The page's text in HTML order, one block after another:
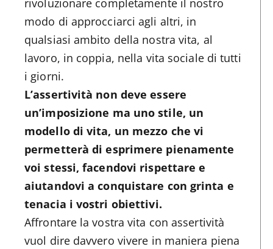
rivoluzionare completamente il nostro
modo di approcciarci agli altri, in
qualsiasi ambito della nostra vita, al
lavoro, in coppia, nella vita sociale di tutti
i giorni.
L’assertività non deve essere
un’imposizione ma uno stile, un
modello di vita, un mezzo che vi
permetterà di esprimere pienamente
voi stessi, facendovi rispettare e
aiutandovi a conquistare con grinta e
tenacia i vostri obiettivi.
Affrontare la vostra vita con assertività
vuol dire davvero vivere in maniera piena